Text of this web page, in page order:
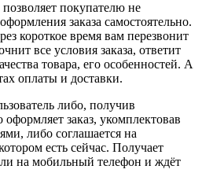
покупателю не
заказа самостоятельно.
короткое время вам перезвонит
все условия заказа, ответит
товара, его особенностей. А
оплаты и доставки.
либо, получив
оформляет заказ, укомплектовав
либо соглашается на
есть сейчас. Получает
на мобильный телефон и ждёт